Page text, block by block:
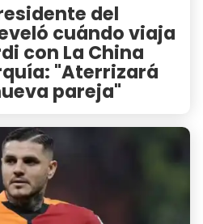
del
cuándo viaja
con La China
"Aterrizará
pareja"